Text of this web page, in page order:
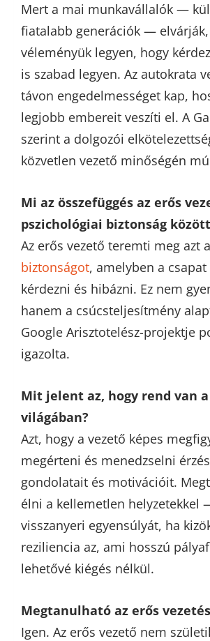
Mert a mai munkavállalók —
fiatalabb generációk —
véleményük legyen, hogy
is szabad legyen. Az autokrata
távon engedelmességet kap,
legjobb embereit veszíti el. A
szerint a dolgozói
közvetlen vezető minőségén
Mi az összefüggés az erős
pszichológiai biztonság
Az erős vezető teremti meg azt a
biztonságot, amelyben a
kérdezni és hibázni. Ez nem
hanem a csúcsteljesítmény
Google Arisztotelész-projektje
igazolta.
Mit jelent az, hogy rend van
világában?
Azt, hogy a vezető képes
megérteni és menedzselni
gondolatait és motivációit.
élni a kellemetlen helyzetekkel
visszanyeri egyensúlyát, ha
reziliencia az, ami hosszú
lehetővé kiégés nélkül.
Megtanulható az erős
Igen. Az erős vezető nem